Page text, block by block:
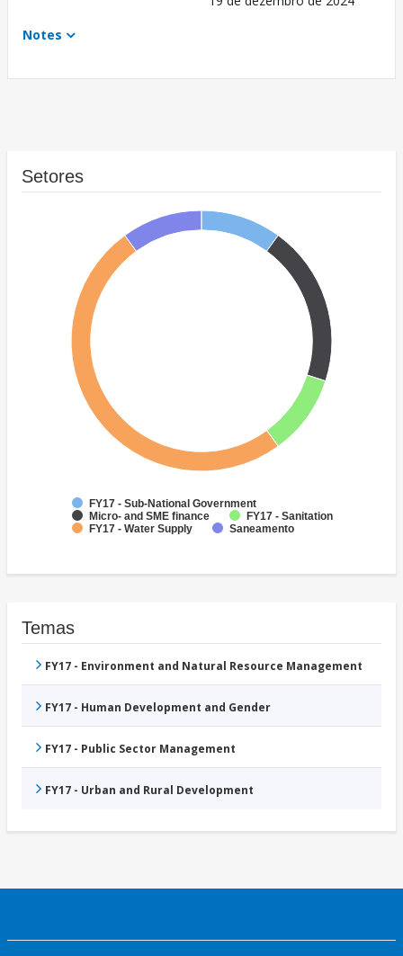
Notes
Setores
FY17 - Sub-National Government
Micro- and SME finance
FY17 - Sanitation
FY17 - Water Supply
Saneamento
Temas
FY17 - Environment and Natural Resource Management
FY17 - Human Development and Gender
FY17 - Public Sector Management
FY17 - Urban and Rural Development